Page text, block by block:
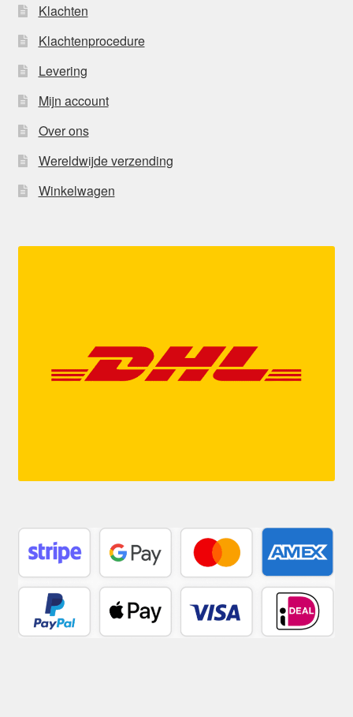
Klachten
Klachtenprocedure
Levering
Mijn account
Over ons
Wereldwijde verzending
Winkelwagen